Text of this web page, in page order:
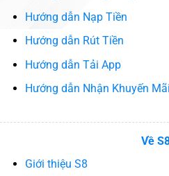
Hướng dẫn Nạp Tiền
Hướng dẫn Rút Tiền
Hướng dẫn Tải App
Hướng dẫn Nhận Khuyến Mãi
Về
Giới thiệu S8